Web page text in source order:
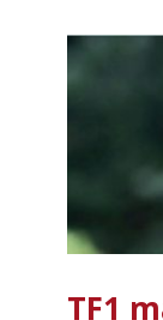
TF1